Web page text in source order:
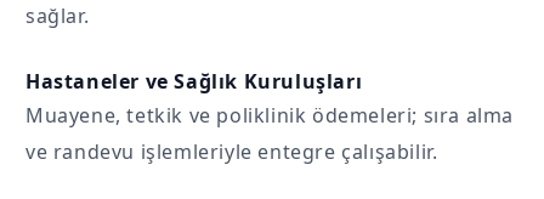
sağlar.
Hastaneler ve Sağlık Kuruluşları
Muayene, tetkik ve poliklinik ödemeleri; sıra alma
ve randevu işlemleriyle entegre çalışabilir.